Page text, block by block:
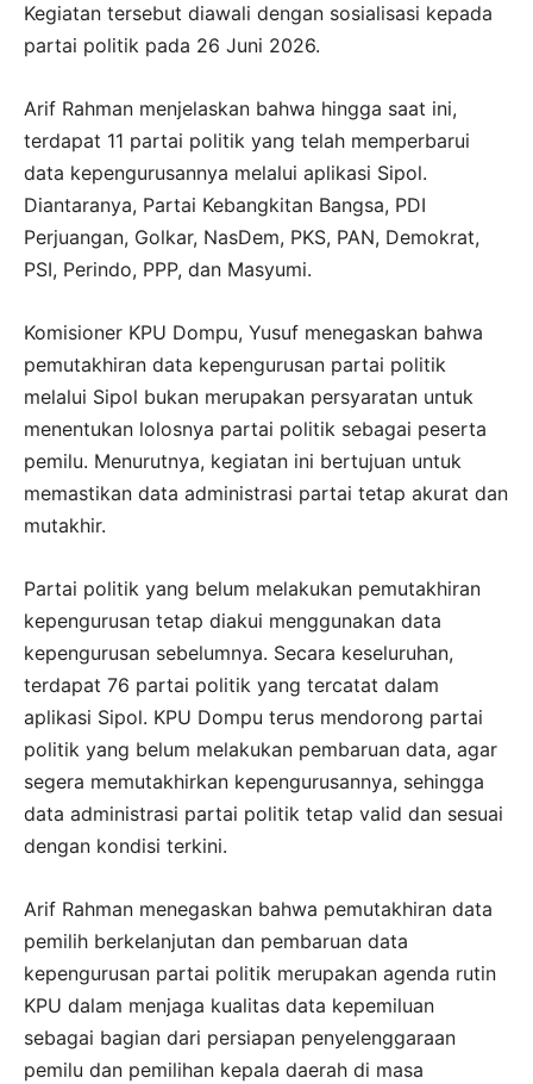
Kegiatan tersebut diawali dengan sosialisasi kepada
partai politik pada 26 Juni 2026.
Arif Rahman menjelaskan bahwa hingga saat ini,
terdapat 11 partai politik yang telah memperbarui
data kepengurusannya melalui aplikasi Sipol.
Diantaranya, Partai Kebangkitan Bangsa, PDI
Perjuangan, Golkar, NasDem, PKS, PAN, Demokrat,
PSI, Perindo, PPP, dan Masyumi.
Komisioner KPU Dompu, Yusuf menegaskan bahwa
pemutakhiran data kepengurusan partai politik
melalui Sipol bukan merupakan persyaratan untuk
menentukan lolosnya partai politik sebagai peserta
pemilu. Menurutnya, kegiatan ini bertujuan untuk
memastikan data administrasi partai tetap akurat dan
mutakhir.
Partai politik yang belum melakukan pemutakhiran
kepengurusan tetap diakui menggunakan data
kepengurusan sebelumnya. Secara keseluruhan,
terdapat 76 partai politik yang tercatat dalam
aplikasi Sipol. KPU Dompu terus mendorong partai
politik yang belum melakukan pembaruan data, agar
segera memutakhirkan kepengurusannya, sehingga
data administrasi partai politik tetap valid dan sesuai
dengan kondisi terkini.
Arif Rahman menegaskan bahwa pemutakhiran data
pemilih berkelanjutan dan pembaruan data
kepengurusan partai politik merupakan agenda rutin
KPU dalam menjaga kualitas data kepemiluan
sebagai bagian dari persiapan penyelenggaraan
pemilu dan pemilihan kepala daerah di masa